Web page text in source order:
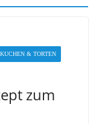
KUCHEN & TORTEN
zum